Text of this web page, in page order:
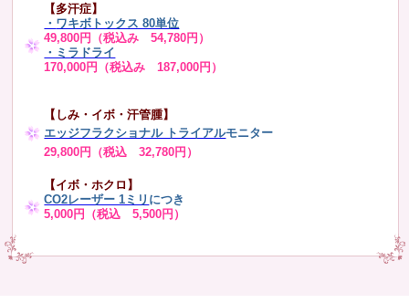
【多汗症】
・ ワキボトックス 80単位
49,800円（税込み 54,780円）
・ミラドライ
170,000円（税込み 187,000円）
【しみ・イボ・汗管腫】
エッジフラクショナル トライアルモニター
29,800円（税込 32,780円）
【イボ・ホクロ】
CO2レーザー 1ミリ につき
5,000円（税込 5,500円）